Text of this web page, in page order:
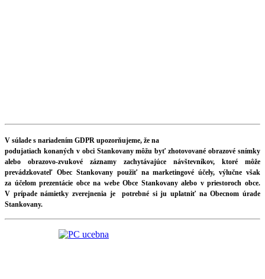
V súlade s nariadením GDPR upozorňujeme, že na
podujatiach konaných v obci Stankovany môžu byť zhotovované obrazové snímky
alebo obrazovo-zvukové záznamy zachytávajúce návštevníkov, ktoré môže
prevádzkovateľ Obec Stankovany použiť na marketingové účely, výlučne však
za účelom prezentácie obce na webe Obce Stankovany alebo v priestoroch obce.
V prípade námietky zverejnenia je potrebné si ju uplatniť na Obecnom úrade
Stankovany.